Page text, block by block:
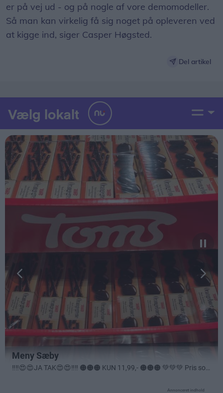
er på vej ud - og på nogle af vore demomodeller.
Så man kan virkelig få sig noget på opleveren ved
at kigge ind, siger Casper Høgsted.
Del artikel
Annonceret indhold